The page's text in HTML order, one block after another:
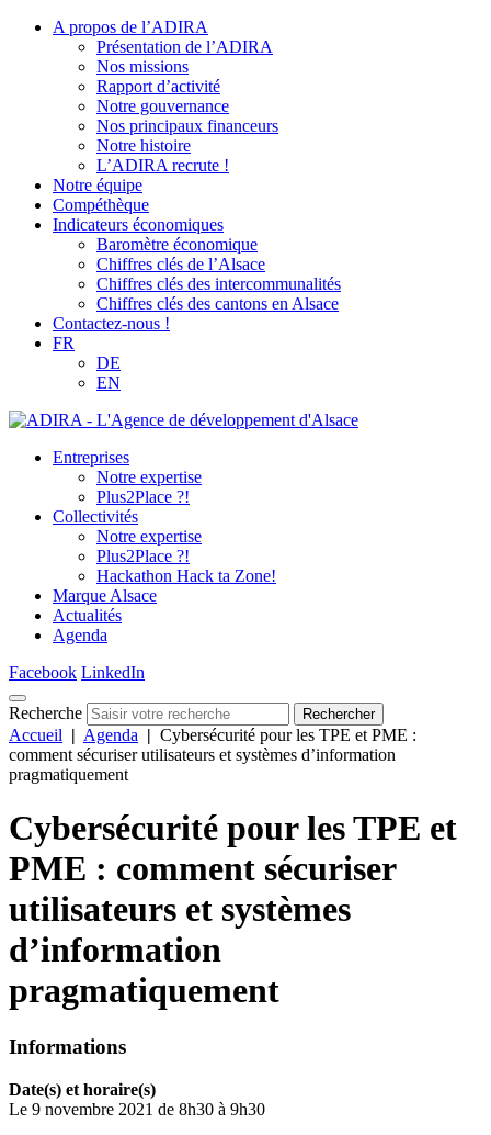
A propos de l’ADIRA
Présentation de l’ADIRA
Nos missions
Rapport d’activité
Notre gouvernance
Nos principaux financeurs
Notre histoire
L’ADIRA recrute !
Notre équipe
Compéthèque
Indicateurs économiques
Baromètre économique
Chiffres clés de l’Alsace
Chiffres clés des intercommunalités
Chiffres clés des cantons en Alsace
Contactez-nous !
FR
DE
EN
Entreprises
Notre expertise
Plus2Place ?!
Collectivités
Notre expertise
Plus2Place ?!
Hackathon Hack ta Zone!
Marque Alsace
Actualités
Agenda
Facebook LinkedIn
Recherche Rechercher
Accueil | Agenda | Cybersécurité pour les TPE et PME :
comment sécuriser utilisateurs et systèmes d’information
pragmatiquement
Cybersécurité pour les TPE et
PME : comment sécuriser
utilisateurs et systèmes
d’information
pragmatiquement
Informations
Date(s) et horaire(s)
Le 9 novembre 2021 de 8h30 à 9h30